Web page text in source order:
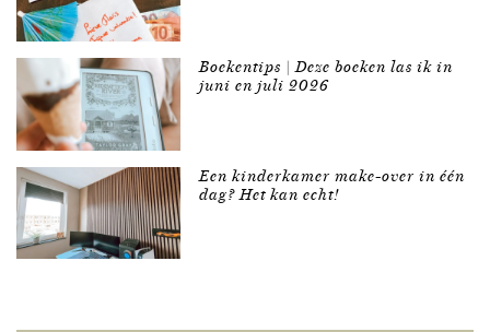
Boekentips | Deze boeken las ik in
juni en juli 2026
Een kinderkamer make-over in één
dag? Het kan echt!